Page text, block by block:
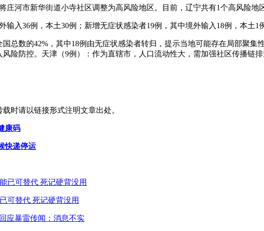
庄河市新华街道小寺社区调整为高风险地区。目前，辽宁共有1个高风险地
入36例，本土30例；新增无症状感染者19例，其中境外输入18例，本土1
总数的42%，其中18例由无症状感染者转归，提示当地可能存在局部聚集
险防控。天津（9例）：作为直辖市，人口流动性大，需加强社区传播链排
时请以链接形式注明文章出处。
康码
快递停运
可替代 死记硬背没用